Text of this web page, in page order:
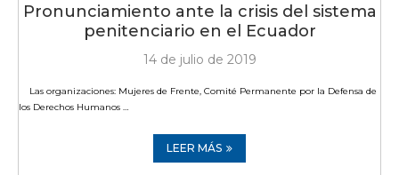
Pronunciamiento ante la crisis del sistema
penitenciario en el Ecuador
14 de julio de 2019
Las organizaciones: Mujeres de Frente, Comité Permanente por la Defensa de
los Derechos Humanos …
LEER MÁS